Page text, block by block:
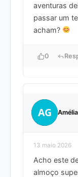
aventuras
passar um
acham?
0
AG
13 maio 2026
Acho este
almoço